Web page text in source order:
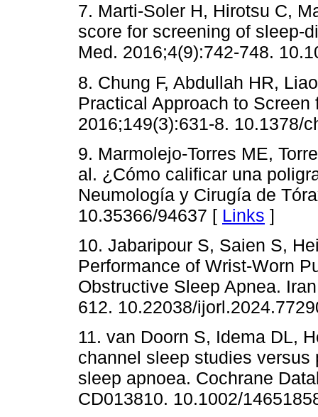
7. Marti-Soler H, Hirotsu C,
score for screening of sleep-
Med. 2016;4(9):742-748.
8. Chung F, Abdullah HR,
Practical Approach to
2016;149(3):631-8. 10.1378/
9. Marmolejo-Torres ME,
al. ¿Cómo calificar una
Neumología y Cirugía de
10.35366/94637 [ Links ]
10. Jabaripour S, Saien S,
Performance of Wrist-Worn
Obstructive Sleep Apnea.
612. 10.22038/
11. van Doorn S, Idema DL,
channel sleep studies
sleep apnoea. Cochrane
CD013810. 10.1002/